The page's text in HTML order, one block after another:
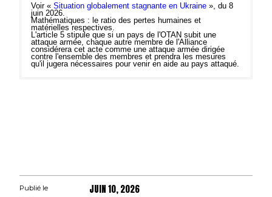
Voir « Situation globalement stagnante en Ukraine », du 8
juin 2026.
Mathématiques : le ratio des pertes humaines et
matérielles respectives.
L'article 5 stipule que si un pays de l'OTAN subit une
attaque armée, chaque autre membre de l'Alliance
considérera cet acte comme une attaque armée dirigée
contre l'ensemble des membres et prendra les mesures
qu'il jugera nécessaires pour venir en aide au pays attaqué.
Publié le JUIN 10, 2026